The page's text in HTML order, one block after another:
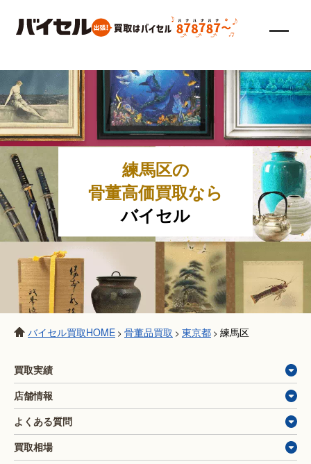
練馬区の
骨董高価買取なら
バイセル
バイセル買取HOME > 骨董品買取 > 東京都 > 練馬区
買取実績
店舗情報
よくある質問
買取相場